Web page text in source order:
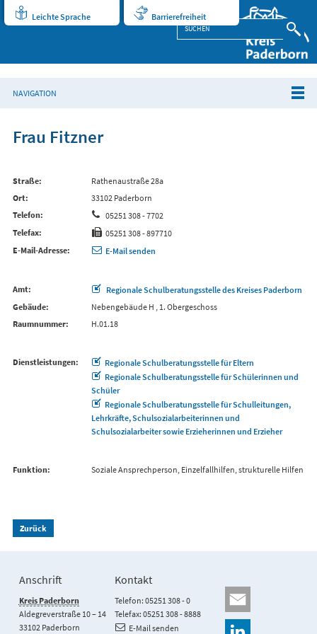
Leichte Sprache Barrierefreiheit
NAVIGATION
Frau Fitzner
Straße
Rathenaustraße 28a
Ort
33102 Paderborn
Telefon
05251 308 - 7702
Telefax
05251 308 - 897710
E-Mail-Adresse
E-Mail senden
Amt
Regionale Schulberatungsstelle des Kreises Paderborn
Gebäude
Nebengebäude H , 1. Obergeschoss
Raumnummer
H.01.18
Dienstleistungen
Regionale Schulberatungsstelle für Eltern
Regionale Schulberatungsstelle für Schülerinnen und
Schüler
Regionale Schulberatungsstelle für Schulleitungen,
Lehrkräfte, Schulsozialarbeiterinnen und
Schulsozialarbeiter sowie Erzieherinnen und Erzieher
Funktion Soziale Ansprechperson, Einzelfallhilfen, strukturelle Hilfen
Zurück
Anschrift
Kreis Paderborn
Aldegreverstraße 10 – 14
33102 Paderborn
Kontakt
Telefon: 05251 308 - 0
Telefax: 05251 308 - 8888
E-Mail senden